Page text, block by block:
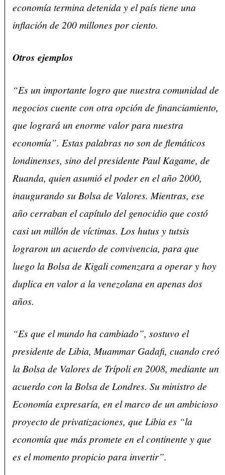
economía termina detenida y el país tiene una
inflación de 200 millones por ciento.
Otros ejemplos
“Es un importante logro que nuestra comunidad de
negocios cuente con otra opción de financiamiento,
que logrará un enorme valor para nuestra
economía”. Estas palabras no son de flemáticos
londinenses, sino del presidente Paul Kagame, de
Ruanda, quien asumió el poder en el año 2000,
inaugurando su Bolsa de Valores. Mientras, ese
año cerraban el capítulo del genocidio que costó
casi un millón de víctimas. Los hutus y tutsis
lograron un acuerdo de convivencia, para que
luego la Bolsa de Kigali comenzara a operar y hoy
duplica en valor a la venezolana en apenas dos
años.
“Es que el mundo ha cambiado”, sostuvo el
presidente de Libia, Muammar Gadafi, cuando creó
la Bolsa de Valores de Trípoli en 2008, mediante un
acuerdo con la Bolsa de Londres. Su ministro de
Economía expresaría, en el marco de un ambicioso
proyecto de privatizaciones, que Libia es “la
economía que más promete en el continente y que
es el momento propicio para invertir”.